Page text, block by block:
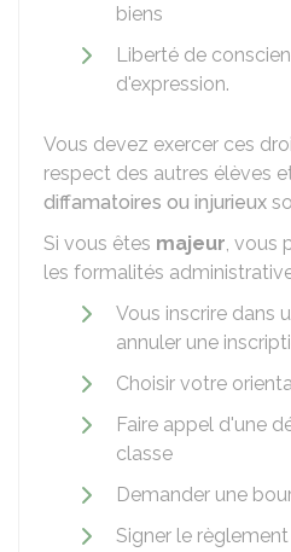
biens
Liberté de
d'expression.
Vous devez exercer ces
respect des autres élèves
diffamatoires ou injurieux
Si vous êtes majeur, vous
les formalités
Vous inscrire dans
annuler une
Choisir votre
Faire appel d'une
classe
Demander une
Signer le